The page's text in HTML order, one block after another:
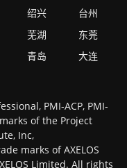
绍兴
台州
芜湖
东莞
青岛 大连
PMI-ACP, PMI-
of the Project
Inc,
marks of AXELOS
Limited. All rights